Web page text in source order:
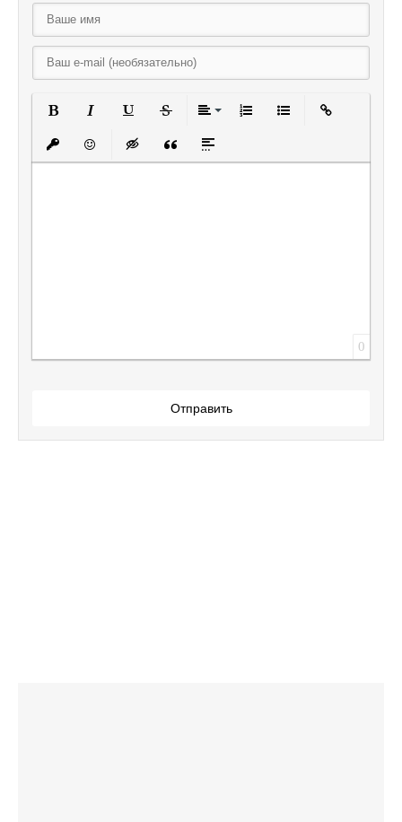
Вставить защищенную ссылку
Вставить смайлик
Вставка скрытого текста
Вставка цитаты
Вставка спойлера
0
Отправить